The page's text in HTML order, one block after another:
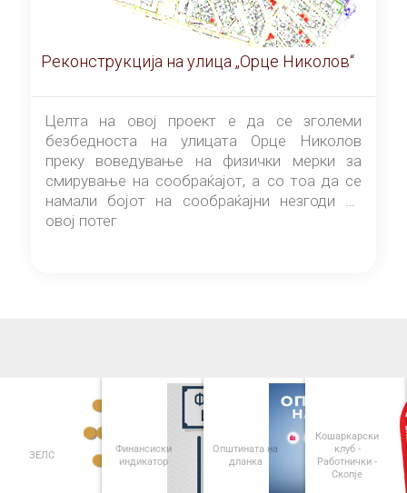
Реконструкција на улица „Орце Николов“
Целта на овој проект е да се зголеми
безбедноста на улицата Орце Николов
преку воведување на физички мерки за
смирување на сообраќајот, а со тоа да се
намали бојот на сообраќајни незгоди на
овој потег
ЗЕЛС
Финансиски
индикатор
Општината на
дланка
Кошаркарски
клуб -
Работнички -
Скопје